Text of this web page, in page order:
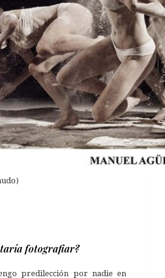
fotografiar?
predilección por nadie en